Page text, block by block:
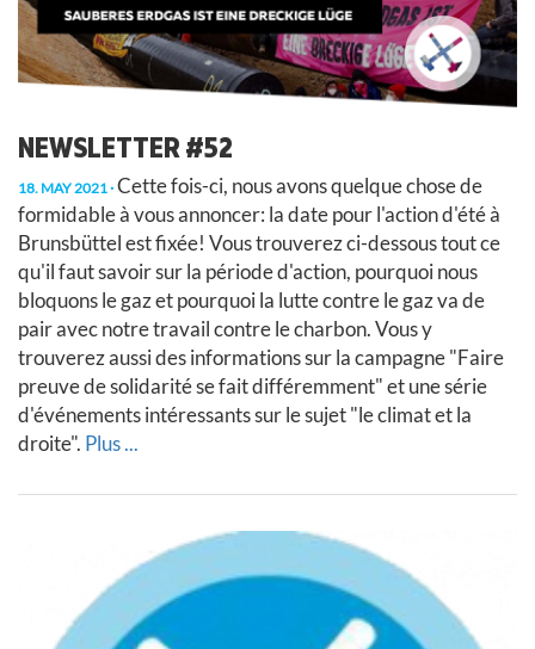
NEWSLETTER #52
18. MAY 2021 Cette fois-ci, nous avons quelque chose de
formidable à vous annoncer: la date pour l'action d'été à
Brunsbüttel est fixée! Vous trouverez ci-dessous tout ce
qu'il faut savoir sur la période d'action, pourquoi nous
bloquons le gaz et pourquoi la lutte contre le gaz va de
pair avec notre travail contre le charbon. Vous y
trouverez aussi des informations sur la campagne "Faire
preuve de solidarité se fait différemment" et une série
d'événements intéressants sur le sujet "le climat et la
droite". Plus ...